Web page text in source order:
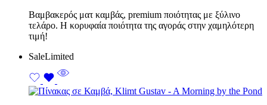
Bαμβακερός ματ καμβάς, premium ποιότητας με ξύλινο
τελάρο. Η κορυφαία ποιότητα της αγοράς στην χαμηλότερη
τιμή!
SaleLimited